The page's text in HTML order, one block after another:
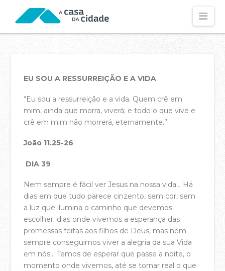
Os Nossos Propósitos
Declaração de Fé
O Nossos Estatutos
Fundamentos Dos Estatutos
As Nossas Contas (2025)
As Nossas Contas (2024)
Política de Privacidade
PARTICIPA
EU SOU A RESSURREIÇÃO E A VIDA
“Eu sou a ressurreição e a vida. Quem crê em
mim, ainda que morra, viverá; e todo o que vive e
crê em mim não morrerá, eternamente.”
João 11.25-26
DIA 39
Nem sempre é fácil ver Jesus na nossa vida… Há
dias em que tudo parece cinzento, sem cor, sem
a luz que ilumina o caminho que devemos
escolher; dias onde vivemos a esperança das
promessas feitas aos filhos de Deus, mas nem
sempre conseguimos viver a alegria da sua Vida
em nós… Temos de esperar que passe a noite, o
momento onde vivemos, até se tornar real o que